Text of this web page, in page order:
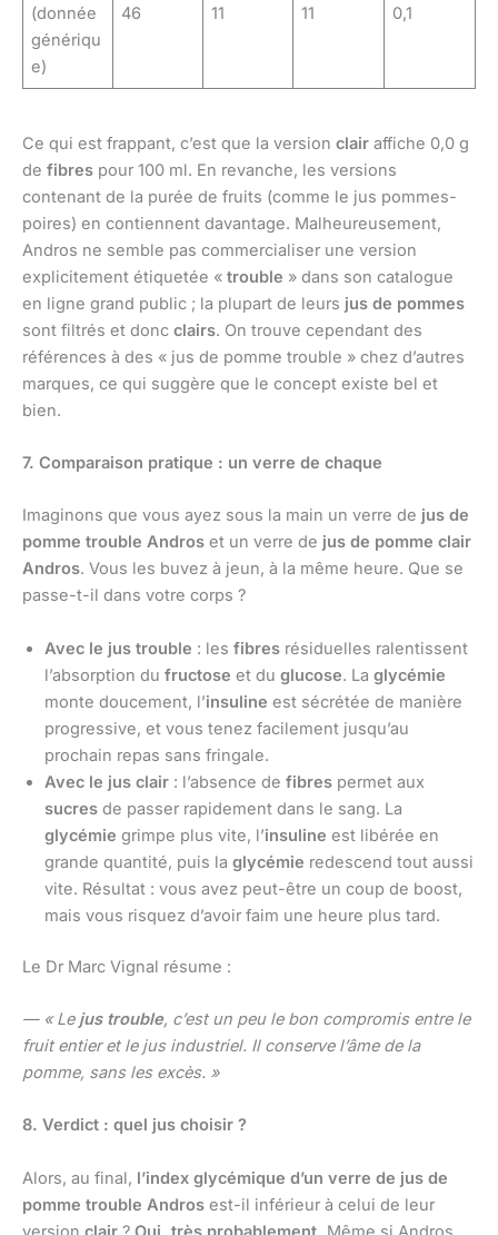
(donnée
génériqu
e)
46 11 11 0,1
Ce qui est frappant, c’est que la version clair affiche 0,0 g
de fibres pour 100 ml. En revanche, les versions
contenant de la purée de fruits (comme le jus pommes-
poires) en contiennent davantage. Malheureusement,
Andros ne semble pas commercialiser une version
explicitement étiquetée « trouble » dans son catalogue
en ligne grand public ; la plupart de leurs jus de pommes
sont filtrés et donc clairs. On trouve cependant des
références à des « jus de pomme trouble » chez d’autres
marques, ce qui suggère que le concept existe bel et
bien.
7. Comparaison pratique : un verre de chaque
Imaginons que vous ayez sous la main un verre de jus de
pomme trouble Andros et un verre de jus de pomme clair
Andros. Vous les buvez à jeun, à la même heure. Que se
passe-t-il dans votre corps ?
Avec le jus trouble : les fibres résiduelles ralentissent
l’absorption du fructose et du glucose. La glycémie
monte doucement, l’insuline est sécrétée de manière
progressive, et vous tenez facilement jusqu’au
prochain repas sans fringale.
Avec le jus clair : l’absence de fibres permet aux
sucres de passer rapidement dans le sang. La
glycémie grimpe plus vite, l’insuline est libérée en
grande quantité, puis la glycémie redescend tout aussi
vite. Résultat : vous avez peut-être un coup de boost,
mais vous risquez d’avoir faim une heure plus tard.
Le Dr Marc Vignal résume :
— « Le jus trouble, c’est un peu le bon compromis entre le
fruit entier et le jus industriel. Il conserve l’âme de la
pomme, sans les excès. »
8. Verdict : quel jus choisir ?
Alors, au final, l’index glycémique d’un verre de jus de
pomme trouble Andros est-il inférieur à celui de leur